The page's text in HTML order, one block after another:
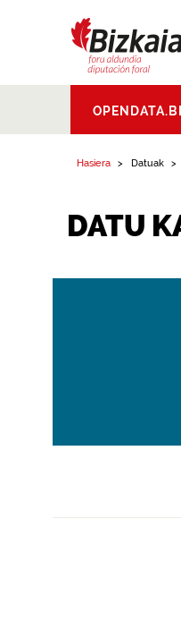
Aldundia.
Foral de Bizkaia
Hasiera Datuak
DATU